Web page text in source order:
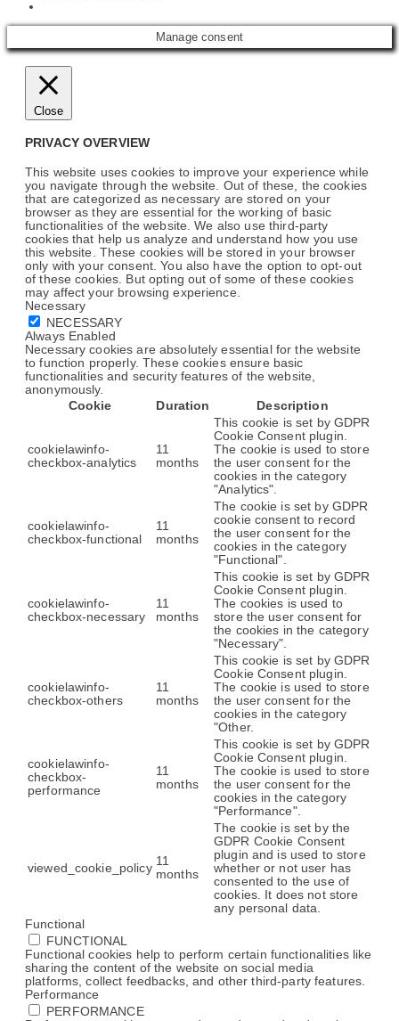
Manage consent
Close
PRIVACY OVERVIEW
This website uses cookies to improve your experience while
you navigate through the website. Out of these, the cookies
that are categorized as necessary are stored on your
browser as they are essential for the working of basic
functionalities of the website. We also use third-party
cookies that help us analyze and understand how you use
this website. These cookies will be stored in your browser
only with your consent. You also have the option to opt-out
of these cookies. But opting out of some of these cookies
may affect your browsing experience.
Necessary
NECESSARY
Always Enabled
Necessary cookies are absolutely essential for the website
to function properly. These cookies ensure basic
functionalities and security features of the website,
anonymously.
Cookie
Duration Description
cookielawinfo-
checkbox-analytics
11
months
This cookie is set by GDPR
Cookie Consent plugin.
The cookie is used to store
the user consent for the
cookies in the category
"Analytics".
cookielawinfo-
checkbox-functional
11
months
The cookie is set by GDPR
cookie consent to record
the user consent for the
cookies in the category
"Functional".
cookielawinfo-
checkbox-necessary
11
months
This cookie is set by GDPR
Cookie Consent plugin.
The cookies is used to
store the user consent for
the cookies in the category
"Necessary".
cookielawinfo-
checkbox-others
11
months
This cookie is set by GDPR
Cookie Consent plugin.
The cookie is used to store
the user consent for the
cookies in the category
"Other.
cookielawinfo-
checkbox-
performance
11
months
This cookie is set by GDPR
Cookie Consent plugin.
The cookie is used to store
the user consent for the
cookies in the category
"Performance".
viewed_cookie_policy
11
months
The cookie is set by the
GDPR Cookie Consent
plugin and is used to store
whether or not user has
consented to the use of
cookies. It does not store
any personal data.
Functional
FUNCTIONAL
Functional cookies help to perform certain functionalities like
sharing the content of the website on social media
platforms, collect feedbacks, and other third-party features.
Performance
PERFORMANCE